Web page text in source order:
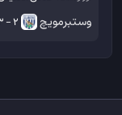
وستبرمویچ 2 - 3